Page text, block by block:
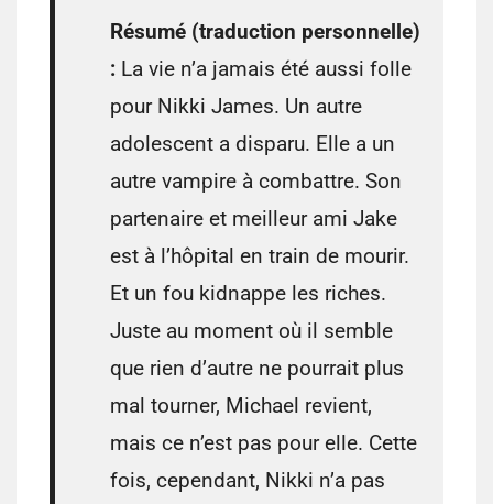
Résumé (traduction personnelle)
: La vie n’a jamais été aussi folle
pour Nikki James. Un autre
adolescent a disparu. Elle a un
autre vampire à combattre. Son
partenaire et meilleur ami Jake
est à l’hôpital en train de mourir.
Et un fou kidnappe les riches.
Juste au moment où il semble
que rien d’autre ne pourrait plus
mal tourner, Michael revient,
mais ce n’est pas pour elle. Cette
fois, cependant, Nikki n’a pas